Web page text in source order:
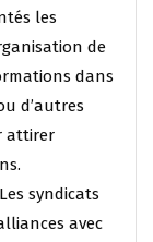
les
de
dans
d’autres
attirer
syndicats
avec